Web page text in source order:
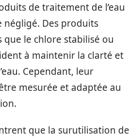
de traitement de l’eau
négligé. Des produits
que le chlore stabilisé ou
à maintenir la clarté et
Cependant, leur
mesurée et adaptée au
que la surutilisation de